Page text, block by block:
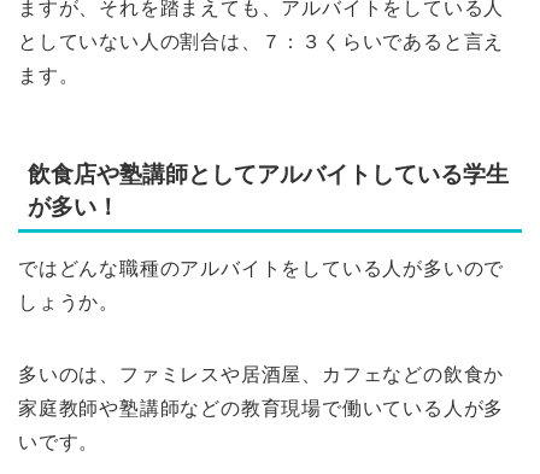
ますが、それを踏まえても、アルバイトをしている人
としていない人の割合は、７：３くらいであると言え
ます。
飲食店や塾講師としてアルバイトしている学生
が多い！
ではどんな職種のアルバイトをしている人が多いので
しょうか。
多いのは、ファミレスや居酒屋、カフェなどの飲食か
家庭教師や塾講師などの教育現場で働いている人が多
いです。